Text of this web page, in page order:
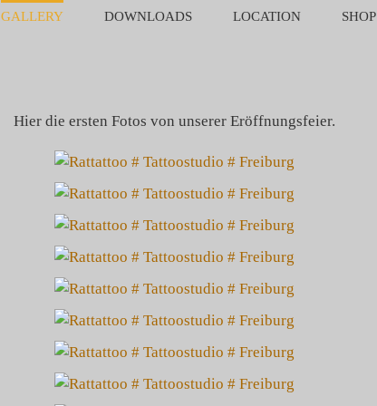
GALLERY DOWNLOADS LOCATION SHOP
Hier die ersten Fotos von unserer Eröffnungsfeier.